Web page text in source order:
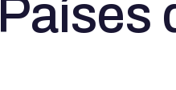
Países